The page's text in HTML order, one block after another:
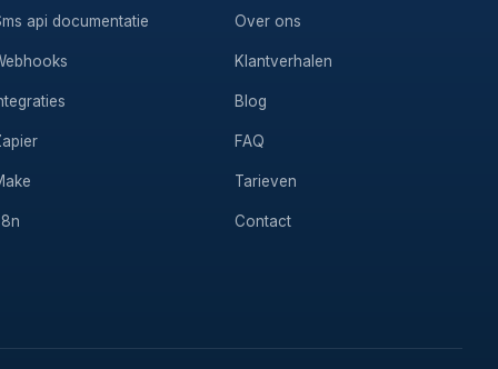
api documentatie Over ons
Klantverhalen
Blog
FAQ
Tarieven
Contact